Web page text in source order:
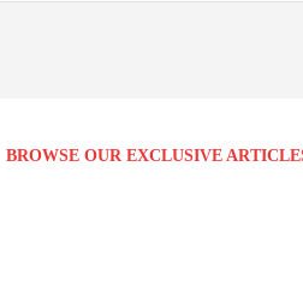
BROWSE OUR EXCLUSIVE